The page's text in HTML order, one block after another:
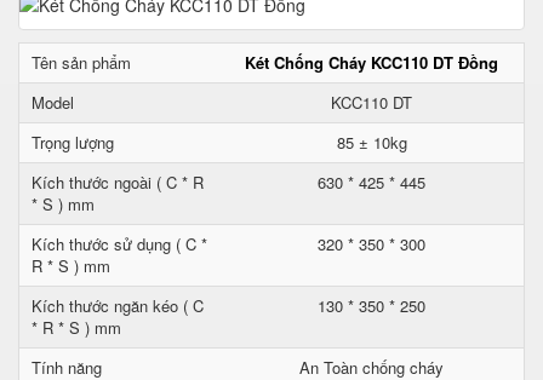
Tên sản phẩm
Két Chống Cháy KCC110 DT Đồng
Model
KCC110 DT
Trọng lượng
85 ± 10kg
Kích thước ngoài ( C * R
* S ) mm
630 * 425 * 445
Kích thước sử dụng ( C *
R * S ) mm
320 * 350 * 300
Kích thước ngăn kéo ( C
* R * S ) mm
130 * 350 * 250
Tính năng
An Toàn chống cháy